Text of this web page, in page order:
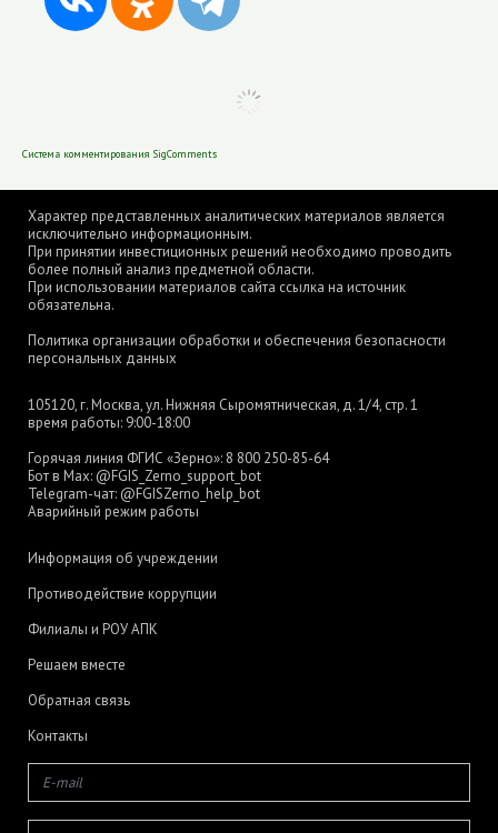
Характер представленных аналитических материалов является
исключительно информационным.
При принятии инвестиционных решений необходимо проводить
более полный анализ предметной области.
При использовании материалов сайта ссылка на источник
обязательна.
Политика организации обработки и обеспечения безопасности
персональных данных
105120, г. Москва, ул. Нижняя Сыромятническая, д. 1/4, стр. 1
время работы: 9:00-18:00
Горячая линия ФГИС «Зерно»: 8 800 250-85-64
Бот в Max: @FGIS_Zerno_support_bot
Telegram-чат: @FGISZerno_help_bot
Аварийный режим работы
Информация об учреждении
Противодействие коррупции
Филиалы и РОУ АПК
Решаем вместе
Обратная связь
Контакты